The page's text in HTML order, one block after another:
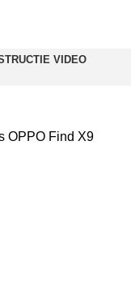
VIDEO
OPPO Find X9